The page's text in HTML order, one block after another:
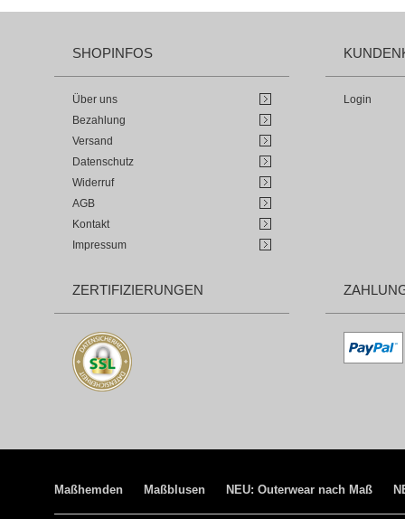
SHOPINFOS
Über uns
Bezahlung
Versand
Datenschutz
Widerruf
AGB
Kontakt
Impressum
Login
ZERTIFIZIERUNGEN
Maßhemden Maßblusen NEU: Outerwear nach Maß